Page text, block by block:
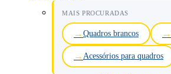
MAIS PROCURADAS
Quadros brancos
Acessórios para quadros